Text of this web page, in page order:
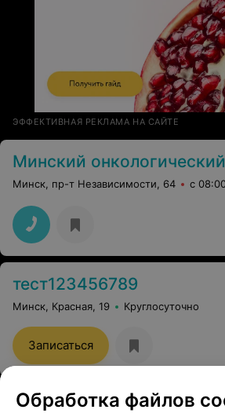
ЭФФЕКТИВНАЯ РЕКЛАМА НА САЙТЕ
Минский онкологический
Минск, пр-т Независимости, 64 с
тест123456789
Минск, Красная, 19 Круглосуточно
Записаться
Обработка файлов